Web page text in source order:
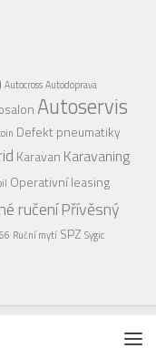
AutocrossAutodoprava
Autoservis
Defekt pneumatiky
Karavan Karavaning
Operativní leasing
ručeníPřívěsný
Ruční mytí SPZ Sygic